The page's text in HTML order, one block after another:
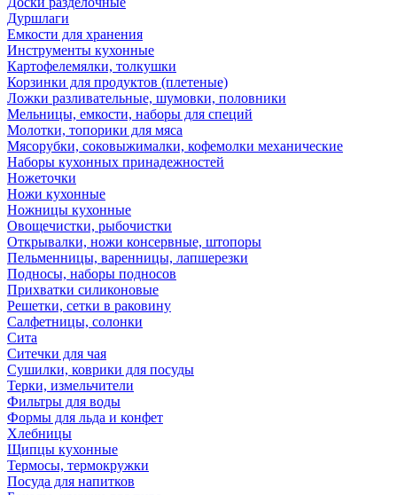
Дуршлаги
Емкости для хранения
Инструменты кухонные
Картофелемялки, толкушки
Корзинки для продуктов (плетеные)
Ложки разливательные, шумовки, половники
Мельницы, емкости, наборы для специй
Молотки, топорики для мяса
Мясорубки, соковыжималки, кофемолки механические
Наборы кухонных принадежностей
Ножеточки
Ножи кухонные
Ножницы кухонные
Овощечистки, рыбочистки
Открывалки, ножи консервные, штопоры
Пельменницы, варенницы, лапшерезки
Подносы, наборы подносов
Прихватки силиконовые
Решетки, сетки в раковину
Салфетницы, солонки
Сита
Ситечки для чая
Сушилки, коврики для посуды
Терки, измельчители
Фильтры для воды
Формы для льда и конфет
Хлебницы
Щипцы кухонные
Термосы, термокружки
Посуда для напитков